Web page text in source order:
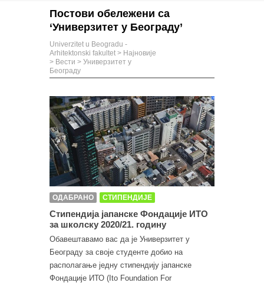
Постови обележени са
‘Универзитет у Београду’
Univerzitet u Beogradu -
Arhitektonski fakultet > Најновије
> Вести > Универзитет у
Београду
ОДАБРАНО СТИПЕНДИЈЕ
Стипендија јапанске Фондације ИТО
за школску 2020/21. годину
Обавештавамо вас да је Универзитет у
Београду за своје студенте добио на
располагање једну стипендију јапанске
Фондације ИТО (Ito Foundation For